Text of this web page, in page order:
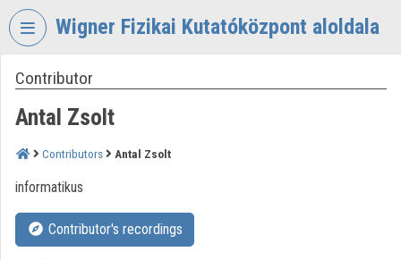
Skip header
Wigner Fizikai Kutatóközpont aloldala
VIDEO
WIGNER
FIZIKAI
Log In
Contributor
Antal Zsolt
Contributors Antal Zsolt
informatikus
Contributor's recordings